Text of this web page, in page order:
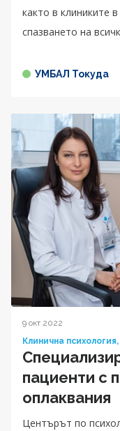
както в клиниките
спазването на
УМБАЛ Токуда
9 окт 2022
Клинична
пациенти с
оплаквания
Центърът по